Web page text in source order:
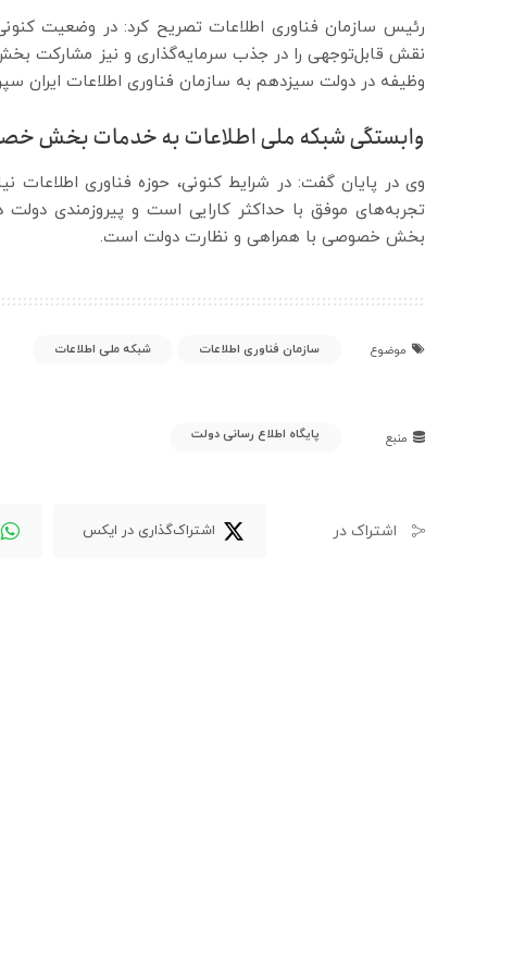
رئیس سازمان فناوری اطلاعات تصریح کرد: در وضعیت
نقش قابل‌توجهی را در جذب سرمایه‌گذاری و نیز مشارکت
وظیفه در دولت سیزدهم به سازمان فناوری اطلاعات ایران
وابستگی شبکه ملی اطلاعات به خدمات بخش
وی در پایان گفت: در شرایط کنونی، حوزه فناوری اطلاعات
تجربه‌های موفق با حداکثر کارایی است و پیروزمندی
بخش خصوصی با همراهی و نظارت دولت است.
موضوع سازمان فناوری اطلاعات شبکه ملی اطلاعات
منبع پایگاه اطلاع رسانی دولت
اشتراک در اشتراک‌گذاری در ایکس